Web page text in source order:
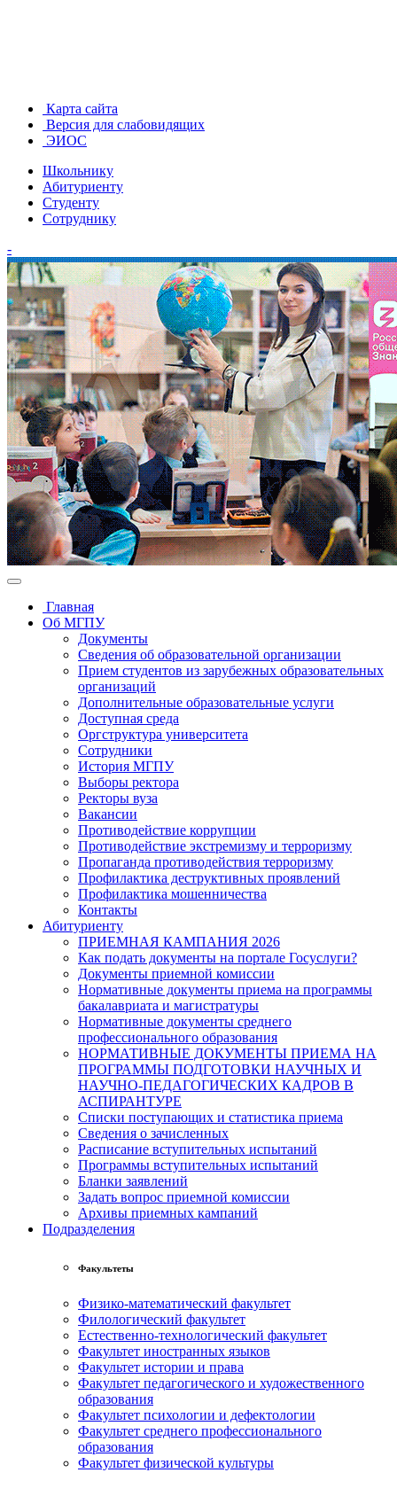
Карта сайта
Версия для слабовидящих
ЭИОС
Школьнику
Абитуриенту
Студенту
Сотруднику
-
Главная
Об МГПУ
Документы
Сведения об образовательной организации
Прием студентов из зарубежных образовательных
организаций
Дополнительные образовательные услуги
Доступная среда
Оргструктура университета
Сотрудники
История МГПУ
Выборы ректора
Ректоры вуза
Вакансии
Противодействие коррупции
Противодействие экстремизму и терроризму
Пропаганда противодействия терроризму
Профилактика деструктивных проявлений
Профилактика мошенничества
Контакты
Абитуриенту
ПРИЕМНАЯ КАМПАНИЯ 2026
Как подать документы на портале Госуслуги?
Документы приемной комиссии
Нормативные документы приема на программы
бакалавриата и магистратуры
Нормативные документы среднего
профессионального образования
НОРМАТИВНЫЕ ДОКУМЕНТЫ ПРИЕМА НА
ПРОГРАММЫ ПОДГОТОВКИ НАУЧНЫХ И
НАУЧНО-ПЕДАГОГИЧЕСКИХ КАДРОВ В
АСПИРАНТУРЕ
Списки поступающих и статистика приема
Сведения о зачисленных
Расписание вступительных испытаний
Программы вступительных испытаний
Бланки заявлений
Задать вопрос приемной комиссии
Архивы приемных кампаний
Подразделения
Факультеты
Физико-математический факультет
Филологический факультет
Естественно-технологический факультет
Факультет иностранных языков
Факультет истории и права
Факультет педагогического и художественного
образования
Факультет психологии и дефектологии
Факультет среднего профессионального
образования
Факультет физической культуры